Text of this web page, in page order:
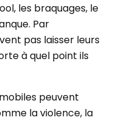
les braquages, le
Par
pas laisser leurs
à quel point ils
peuvent
la violence, la